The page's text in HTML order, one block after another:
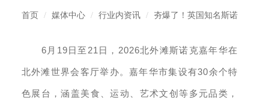
首页 媒体中心 行业内资讯 夯爆了！英国知名斯诺
6 月 19日至 21 日， 2026北外滩斯诺克嘉年华在
北外滩世界会客厅举办。嘉年华市集设有30余个特
色展台，涵盖美食、运动、艺术文创等多元品类，